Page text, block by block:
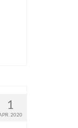
1
2020